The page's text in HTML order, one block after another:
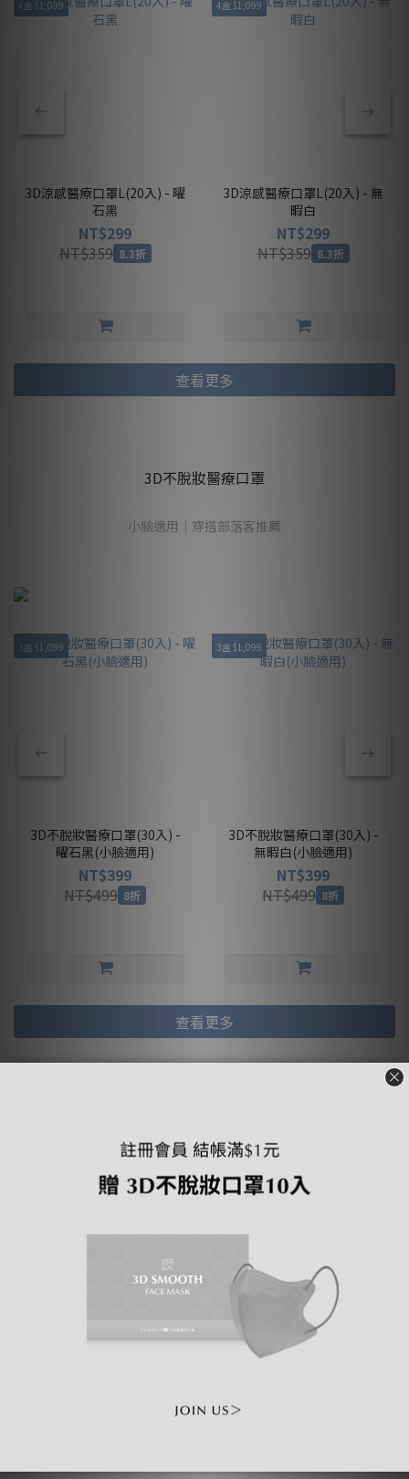
4盒 $1,099
3D涼感醫療口罩L(20入) - 曜
石黑
NT$299
NT$359 8.3折
4盒 $1,099
3D涼感醫療口罩L(20入) - 無
暇白
NT$299
NT$359 8.3折
查看更多
3D不脫妝醫療口罩
小臉適用｜穿搭部落客推薦
3盒 $1,099
3D不脫妝醫療口罩(30入) -
曜石黑(小臉適用)
NT$399
NT$499 8折
3盒 $1,099
3D不脫妝醫療口罩(30入) -
無暇白(小臉適用)
NT$399
NT$499 8折
查看更多
5盒 $1,399